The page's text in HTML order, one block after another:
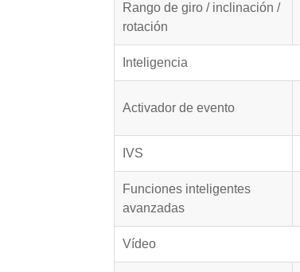
Rango de giro / inclinación /
rotación
Inteligencia
Activador de evento
IVS
Funciones inteligentes
avanzadas
Vídeo